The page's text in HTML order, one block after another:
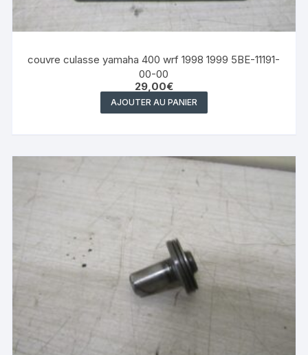
couvre culasse yamaha 400 wrf 1998 1999 5BE-11191-
00-00
29,00€
AJOUTER AU PANIER